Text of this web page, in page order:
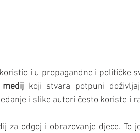
i u propagandne i političke
koji stvara potpuni
i slike autori često koriste i
za odgoj i obrazovanje djece. To